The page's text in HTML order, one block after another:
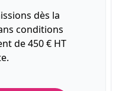
dès la
conditions
de 450 € HT